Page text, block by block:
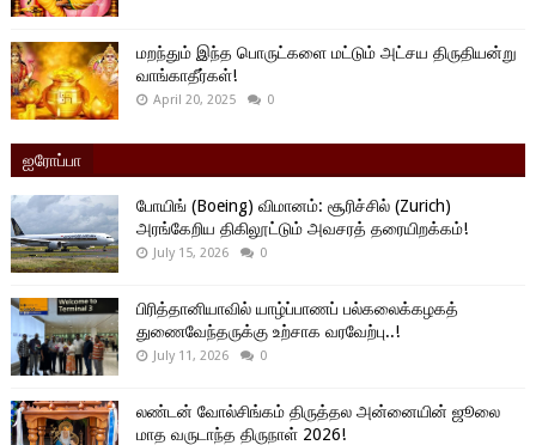
மறந்தும் இந்த பொருட்களை மட்டும் அட்சய திருதியன்று
வாங்காதீர்கள்!
April 20, 2025 0
ஐரோப்பா
போயிங் (Boeing) விமானம்: சூரிச்சில் (Zurich)
அரங்கேறிய திகிலூட்டும் அவசரத் தரையிறக்கம்!
July 15, 2026 0
பிரித்தானியாவில் யாழ்ப்பாணப் பல்கலைக்கழகத்
துணைவேந்தருக்கு உற்சாக வரவேற்பு..!
July 11, 2026 0
லண்டன் வோல்சிங்கம் திருத்தல அன்னையின் ஜூலை
மாத வருடாந்த திருநாள் 2026!